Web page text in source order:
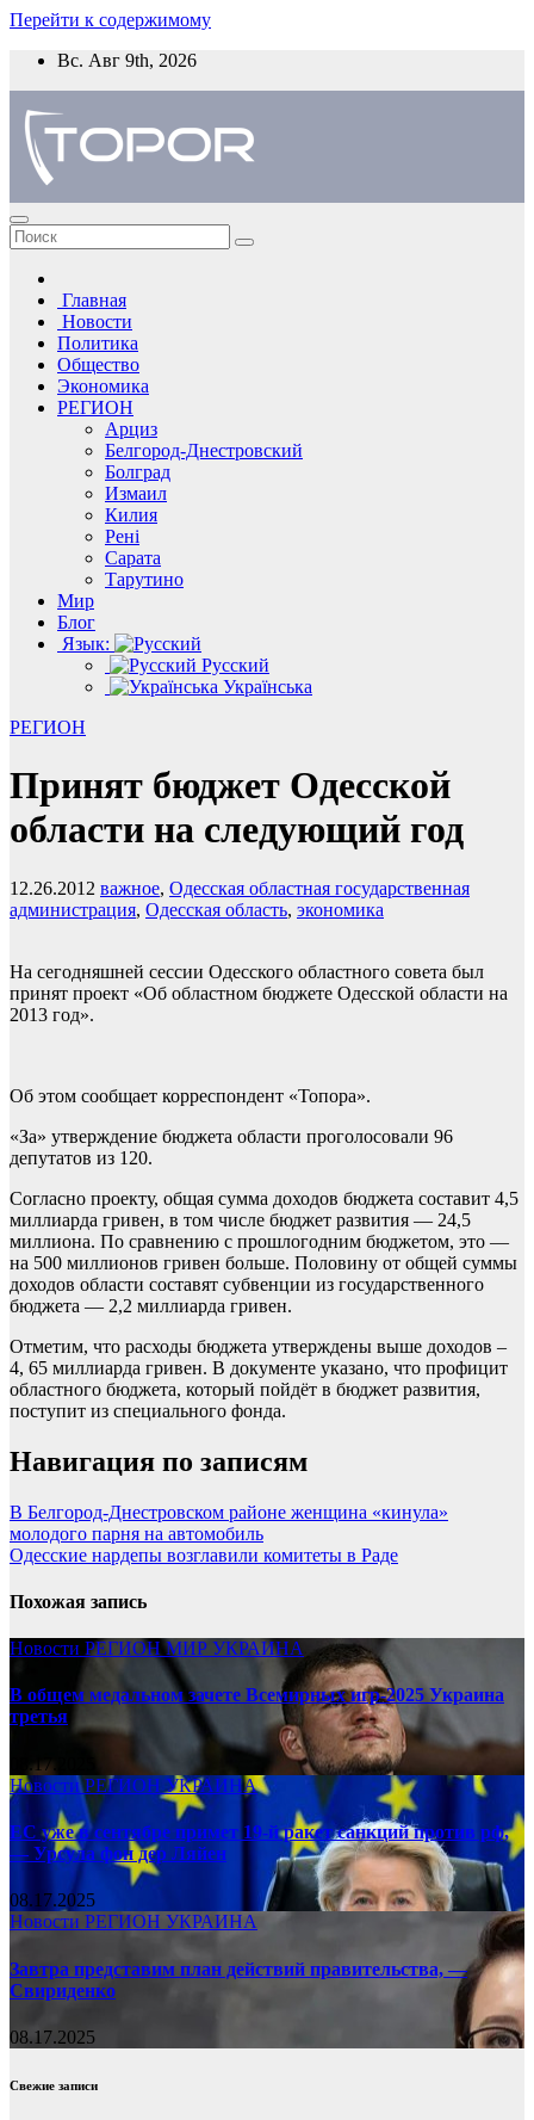
Перейти к содержимому
Вс. Авг 9th, 2026
Главная
Новости
Политика
Общество
Экономика
РЕГИОН
Арциз
Белгород-Днестровский
Болград
Измаил
Килия
Рені
Сарата
Тарутино
Мир
Блог
Язык:
Русский
Українська
РЕГИОН
Принят бюджет Одесской
области на следующий год
12.26.2012 важное, Одесская областная государственная
администрация, Одесская область, экономика
На сегодняшней сессии Одесского областного совета был
принят проект «Об областном бюджете Одесской области на
2013 год».
Об этом сообщает корреспондент «Топора».
«За» утверждение бюджета области проголосовали 96
депутатов из 120.
Согласно проекту, общая сумма доходов бюджета составит 4,5
миллиарда гривен, в том числе бюджет развития — 24,5
миллиона. По сравнению с прошлогодним бюджетом, это —
на 500 миллионов гривен больше. Половину от общей суммы
доходов области составят субвенции из государственного
бюджета — 2,2 миллиарда гривен.
Отметим, что расходы бюджета утверждены выше доходов –
4, 65 миллиарда гривен. В документе указано, что профицит
областного бюджета, который пойдёт в бюджет развития,
поступит из специального фонда.
Навигация по записям
В Белгород-Днестровском районе женщина «кинула»
молодого парня на автомобиль
Одесские нардепы возглавили комитеты в Раде
Похожая запись
Новости РЕГИОНМИР УКРАИНА
В общем медальном зачете Всемирных игр-2025 Украина
третья
08.17.2025
НовостиРЕГИОНУКРАИНА
ЕС уже в сентябре примет 19-й ракет санкций против рф,
— Урсула фон дер Ляйен
08.17.2025
Новости РЕГИОН УКРАИНА
Завтра представим план действий правительства, —
Свириденко
08.17.2025
Свежие записи